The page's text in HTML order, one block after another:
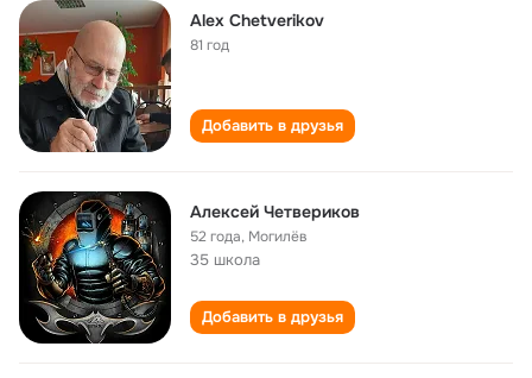
Alex Chetverikov
81 год
Добавить в друзья
Алексей Четвериков
52 года, Могилёв
35 школа
Добавить в друзья